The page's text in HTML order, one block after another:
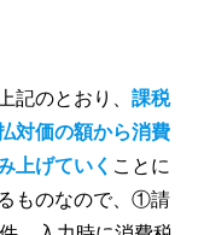
記のとおり、 課税
対価の額から消費
上げていく ことに
ものなので、①請